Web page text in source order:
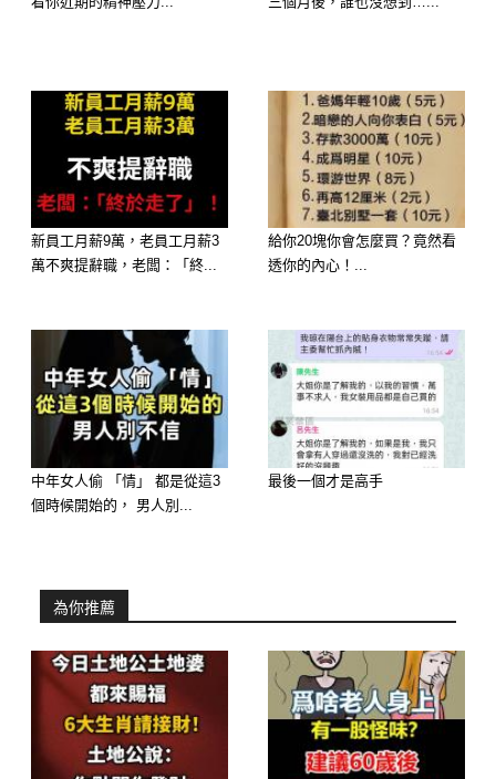
2.節儉穿鞋的男人
4.愛穿正式黑皮鞋的男人
5.愛穿休閒鞋的男人
1.重複購買固定鞋子式樣的男人:
這種類型的男人是很念舊的男人，對於
自己習慣的人、事、物，總有一份深深
孩子氣，他也會以一種包容的心去待
她、愛她，直到她漸漸成熟明理。
而他的「老朋友」很多，對朋友十分講
義氣，讓老朋友覺得他是個值得信賴的
靠山，他會為朋友出頭且適時伸出援
手。
半時，不妨多傾聽他的煩惱，多體貼他
的生活細節，彼此的情感要以穩定成長
的方式進行，並且，別忘記要和他的”
老朋友”們也能打成一片，擁有共同的
生活話題。
新員工月薪9萬，老員工月薪3
萬不爽提辭職，老闆：「終...
給你20塊你會怎麼買？竟然看
透你的內心！...
中年女人偷 「情」 都是從這3
個時候開始的， 男人別...
最後一個才是高手
為你推薦